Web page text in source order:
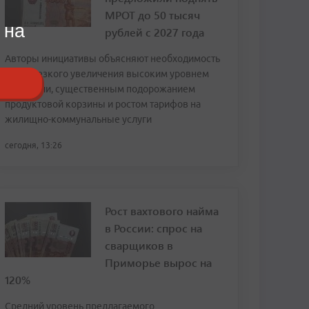
МРОТ до 50 тысяч
рублей с 2027 года
Авторы инициативы объясняют необходимость
столь резкого увеличения высоким уровнем
инфляции, существенным подорожанием
продуктовой корзины и ростом тарифов на
жилищно-коммунальные услуги
сегодня, 13:26
Рост вахтового найма
в России: спрос на
сварщиков в
Приморье вырос на
120%
Средний уровень предлагаемого